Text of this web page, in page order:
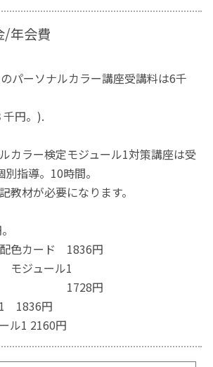
/年会費
パーソナルカラー講座受講料は6千
円。).
カラー検定モジュール1対策講座は受
指導。10時間。
教材が必要になります。
色カード 1836円
モジュール1
円
1 1836円
ル1 2160円